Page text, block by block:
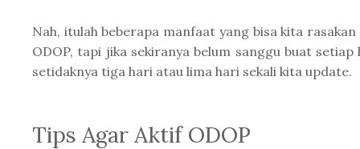
Nah, itulah beberapa manfaat yang bisa kita
ODOP, tapi jika sekiranya belum sanggu buat
setidaknya tiga hari atau lima hari sekali kita update.
Tips Agar Aktif ODOP